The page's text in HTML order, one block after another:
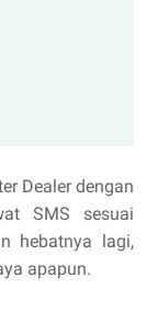
Dealer dengan
SMS sesuai
hebatnya lagi,
apapun.